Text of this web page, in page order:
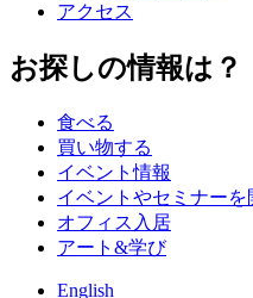
アクセス
お探しの情報は？
食べる
買い物する
イベント情報
イベントやセミナーを
オフィス入居
アート&学び
English